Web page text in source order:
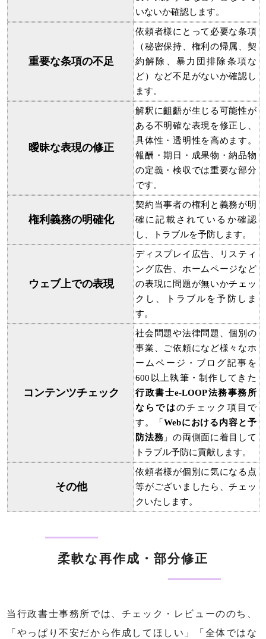
いないか確認します。
重要な条項の不足
依頼者様にとって必要な条項
（秘密保持、権利の帰属、契
約解除、暴力団排除条項な
ど）など不足がないか確認し
ます。
曖昧な表現の修正
解釈に齟齬が生じる可能性が
ある不明確な表現を修正し、
具体性・透明性を高めます。
報酬・期日・成果物・納品物
の定義・検収では重要な部分
です。
権利義務の明確化
契約当事者の権利と義務が明
確に記載されているか確認
し、トラブルを予防します。
ウェブ上での表現
ディスプレイ広告、リスティ
ング広告、ホームページなど
の表現に問題が無いかチェッ
クし、トラブルを予防しま
す。
コンテンツチェック
社会問題や法律問題、個別の
事業、ご依頼になど様々なホ
ームページ・ブログ記事を
600以上執筆・制作してきた
行政書士e-LOOP法務事務所
ならではのチェック項目で
す。「 Webにおける内容と予
防法務 」の両側面に着目して
トラブル予防に貢献します。
その他
依頼者様が個別に気になる点
等がございましたら、チェッ
クいたします。
柔軟な再作成・部分修正
当行政書士事務所では、チェック・レビューののち、
「やっぱり不安だから作成してほしい」「全体ではな